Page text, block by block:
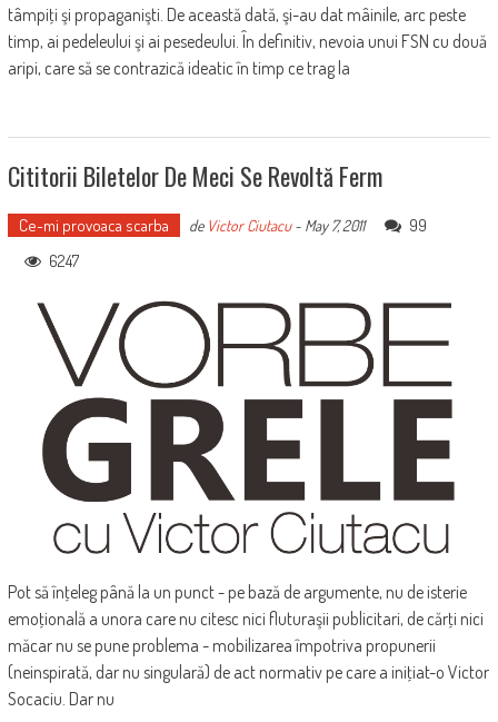
tâmpiţi şi propaganişti. De această dată, şi-au dat mâinile, arc peste
timp, ai pedeleului şi ai pesedeului. În definitiv, nevoia unui FSN cu două
aripi, care să se contrazică ideatic în timp ce trag la
Cititorii Biletelor De Meci Se Revoltă Ferm
Ce-mi provoaca scarba de Victor Ciutacu- May 7, 2011
99
6247
Pot să înţeleg până la un punct - pe bază de argumente, nu de isterie
emoţională a unora care nu citesc nici fluturaşii publicitari, de cărţi nici
măcar nu se pune problema - mobilizarea împotriva propunerii
(neinspirată, dar nu singulară) de act normativ pe care a iniţiat-o Victor
Socaciu. Dar nu